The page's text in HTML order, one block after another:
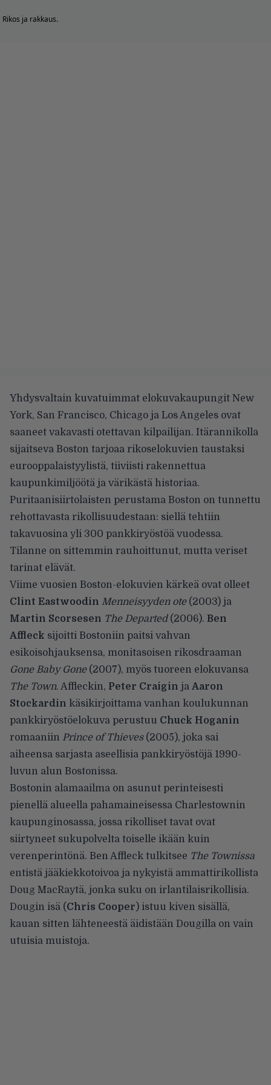
Rikos ja rakkaus.
Yhdysvaltain kuvatuimmat elokuvakaupungit New
York, San Francisco, Chicago ja Los Angeles ovat
saaneet vakavasti otettavan kilpailijan. Itärannikolla
sijaitseva Boston tarjoaa rikoselokuvien taustaksi
eurooppalaistyylistä, tiiviisti rakennettua
kaupunkimiljöötä ja värikästä historiaa.
Puritaanisiirtolaisten perustama Boston on tunnettu
rehottavasta rikollisuudestaan: siellä tehtiin
takavuosina yli 300 pankkiryöstöä vuodessa.
Tilanne on sittemmin rauhoittunut, mutta veriset
tarinat elävät.
Viime vuosien Boston-elokuvien kärkeä ovat olleet
Clint Eastwoodin Menneisyyden ote(2003) ja
Martin Scorsesen The Departed(2006). Ben
Affleck sijoitti Bostoniin paitsi vahvan
esikoisohjauksensa, monitasoisen rikosdraaman
Gone Baby Gone(2007), myös tuoreen elokuvansa
The Town. Affleckin, Peter Craigin ja Aaron
Stockardin käsikirjoittama vanhan koulukunnan
pankkiryöstöelokuva perustuu Chuck Hoganin
romaaniin Prince of Thieves(2005), joka sai
aiheensa sarjasta aseellisia pankkiryöstöjä 1990-
luvun alun Bostonissa.
Bostonin alamaailma on asunut perinteisesti
pienellä alueella pahamaineisessa Charlestownin
kaupunginosassa, jossa rikolliset tavat ovat
siirtyneet sukupolvelta toiselle ikään kuin
verenperintönä. Ben Affleck tulkitsee The Townissa
entistä jääkiekkotoivoa ja nykyistä ammattirikollista
Doug MacRaytä, jonka suku on irlantilaisrikollisia.
Dougin isä (Chris Cooper) istuu kiven sisällä,
kauan sitten lähteneestä äidistään Dougilla on vain
utuisia muistoja.